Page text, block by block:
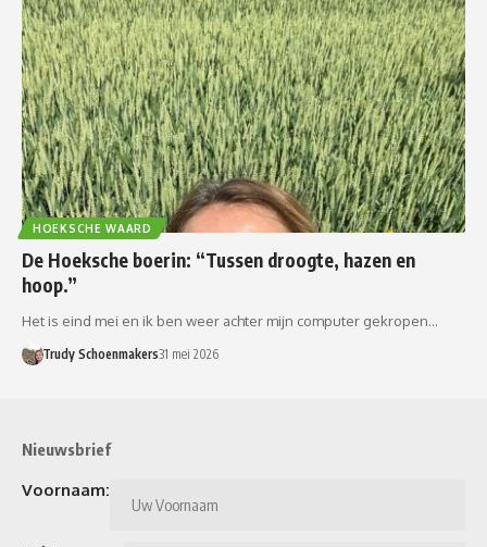
HOEKSCHE WAARD
De Hoeksche boerin: “Tussen droogte, hazen en
hoop.”
Het is eind mei en ik ben weer achter mijn computer gekropen…
Trudy Schoenmakers31 mei 2026
Nieuwsbrief
Voornaam: